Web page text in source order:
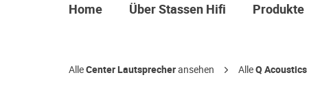
Home Über Stassen Hifi Produkte
AlleCenter Lautsprecheransehen AlleQ Acoustics